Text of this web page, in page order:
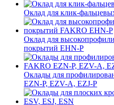
Оклад для клик-
Оклад для
покрытий EHN-P
Оклады для
EZN-P, EZV-A, EZJ-P